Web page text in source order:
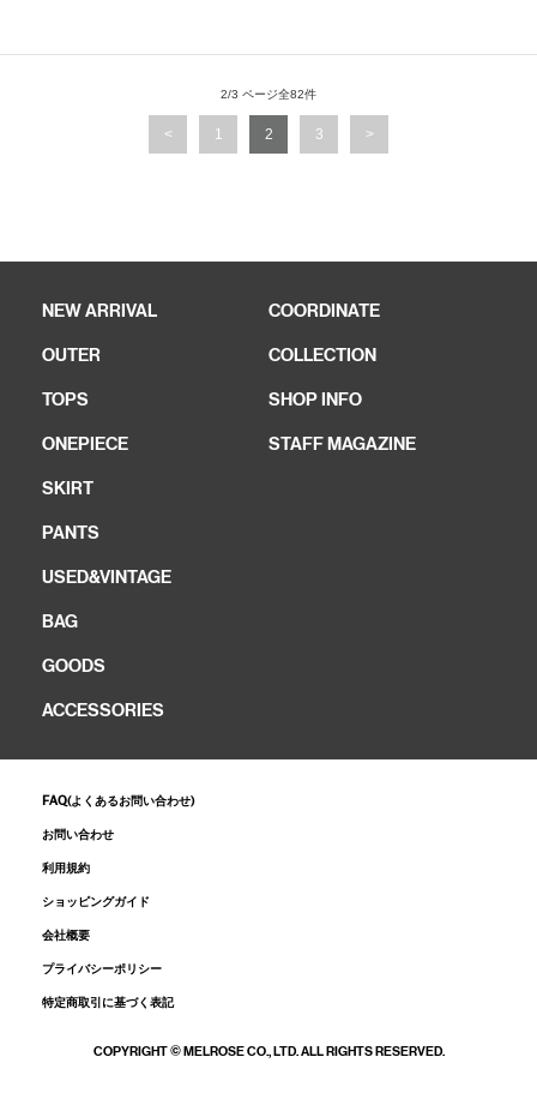
2/3 ページ全82件
< 1 2 3 >
NEW ARRIVAL
OUTER
TOPS
ONEPIECE
SKIRT
PANTS
USED&VINTAGE
BAG
GOODS
ACCESSORIES
COORDINATE
COLLECTION
SHOP INFO
STAFF MAGAZINE
FAQ(よくあるお問い合わせ)
お問い合わせ
利用規約
ショッピングガイド
会社概要
プライバシーポリシー
特定商取引に基づく表記
COPYRIGHT © MELROSE CO., LTD. ALL RIGHTS RESERVED.